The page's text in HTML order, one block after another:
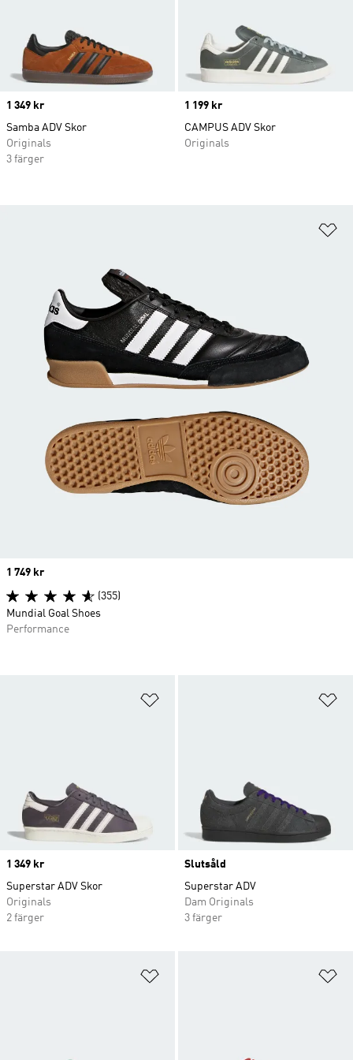
Price
1 349 kr
Samba ADV Skor
Originals
3 färger
Price
1 199 kr
CAMPUS ADV Skor
Originals
Price
1 349 kr
Superstar ADV Skor
Originals
2 färger
Slutsåld
Superstar ADV
Dam Originals
3 färger
Price
1 749 kr
(355)
Mundial Goal Shoes
Performance